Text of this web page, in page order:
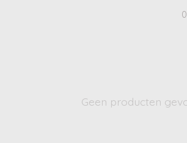
Geen producten